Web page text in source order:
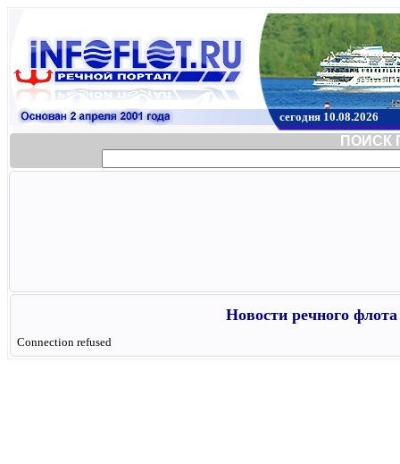
сегодня 10.08.2026
ПОИСК
Новости речного
Connection refused